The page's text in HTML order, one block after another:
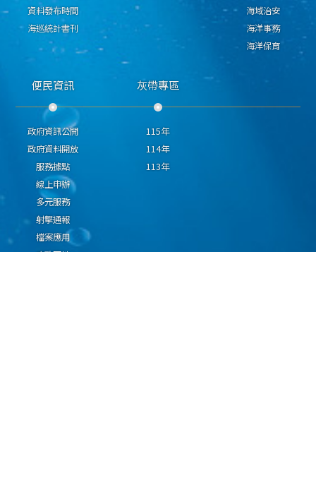
資料發布時間
海巡統計書刊
海域治安
海洋事務
海洋保育
便民資訊
政府資訊公開
政府資料開放
服務據點
線上申辦
多元服務
射擊通報
檔案應用
廉政園地
灰帶專區
115年
114年
113年